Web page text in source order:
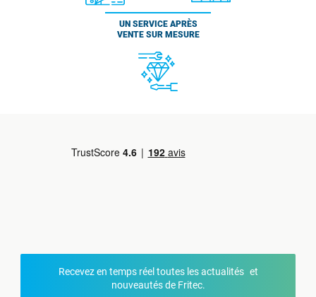
UN SERVICE APRÈS
VENTE SUR MESURE
Recevez en temps réel toutes les actualités et
nouveautés de Fritec.